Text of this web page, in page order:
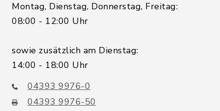
Montag, Dienstag, Donnerstag, Freitag:
08:00 - 12:00 Uhr
sowie zusätzlich am Dienstag:
14:00 - 18:00 Uhr
04393 9976-0
04393 9976-50